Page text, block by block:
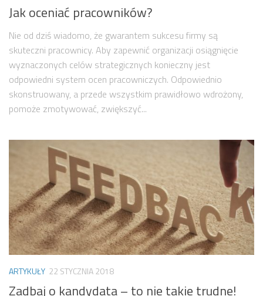
Jak oceniać pracowników?
Nie od dziś wiadomo, że gwarantem sukcesu firmy są
skuteczni pracownicy. Aby zapewnić organizacji osiągnięcie
wyznaczonych celów strategicznych konieczny jest
odpowiedni system ocen pracowniczych. Odpowiednio
skonstruowany, a przede wszystkim prawidłowo wdrożony,
pomoże zmotywować, zwiększyć...
ARTYKUŁY 22 STYCZNIA 2018
Zadbaj o kandydata – to nie takie trudne!